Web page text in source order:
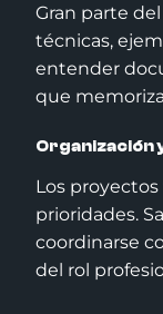
Gran parte
técnicas,
entender
que
Organización
Los
prioridades.
coordinarse
del rol